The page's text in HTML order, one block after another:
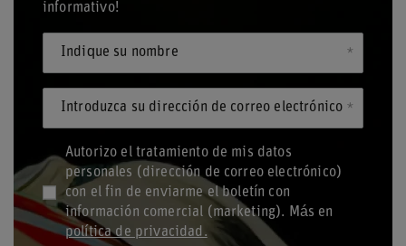
informativo!
Indique su nombre
Introduzca su dirección de correo electrónico
Autorizo el tratamiento de mis datos
personales (dirección de correo electrónico)
con el fin de enviarme el boletín con
información comercial (marketing). Más en
política de privacidad.